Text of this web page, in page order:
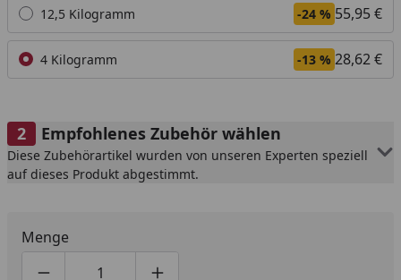
12,5 Kilogramm -24 % 55,95 €
4 Kilogramm -13 % 28,62 €
Empfohlenes Zubehör wählen
Diese Zubehörartikel wurden von unseren Experten speziell
auf dieses Produkt abgestimmt.
Menge